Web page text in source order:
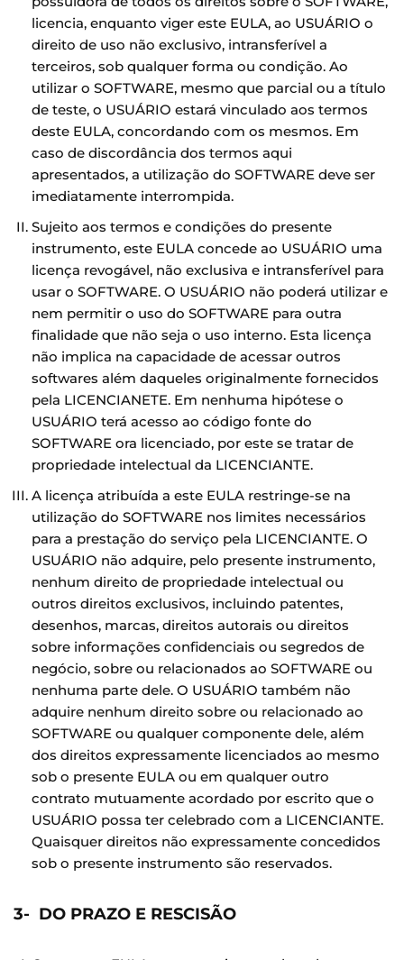
licencia, enquanto viger este EULA, ao USUÁRIO o
direito de uso não exclusivo, intransferível a
terceiros, sob qualquer forma ou condição. Ao
utilizar o SOFTWARE, mesmo que parcial ou a título
de teste, o USUÁRIO estará vinculado aos termos
deste EULA, concordando com os mesmos. Em
caso de discordância dos termos aqui
apresentados, a utilização do SOFTWARE deve ser
imediatamente interrompida.
Sujeito aos termos e condições do presente
instrumento, este EULA concede ao USUÁRIO uma
licença revogável, não exclusiva e intransferível para
usar o SOFTWARE. O USUÁRIO não poderá utilizar e
nem permitir o uso do SOFTWARE para outra
finalidade que não seja o uso interno. Esta licença
não implica na capacidade de acessar outros
softwares além daqueles originalmente fornecidos
pela LICENCIANETE. Em nenhuma hipótese o
USUÁRIO terá acesso ao código fonte do
SOFTWARE ora licenciado, por este se tratar de
propriedade intelectual da LICENCIANTE.
A licença atribuída a este EULA restringe-se na
utilização do SOFTWARE nos limites necessários
para a prestação do serviço pela LICENCIANTE. O
USUÁRIO não adquire, pelo presente instrumento,
nenhum direito de propriedade intelectual ou
outros direitos exclusivos, incluindo patentes,
desenhos, marcas, direitos autorais ou direitos
sobre informações confidenciais ou segredos de
negócio, sobre ou relacionados ao SOFTWARE ou
nenhuma parte dele. O USUÁRIO também não
adquire nenhum direito sobre ou relacionado ao
SOFTWARE ou qualquer componente dele, além
dos direitos expressamente licenciados ao mesmo
sob o presente EULA ou em qualquer outro
contrato mutuamente acordado por escrito que o
USUÁRIO possa ter celebrado com a LICENCIANTE.
Quaisquer direitos não expressamente concedidos
sob o presente instrumento são reservados.
3- DO PRAZO E RESCISÃO